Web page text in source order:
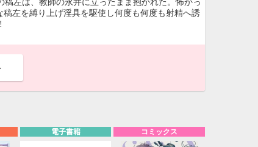
左は、教師の永井に立ったまま抱かれた。怖かっ
左を縛り上げ淫具を駆使し何度も何度も射精へ誘
電子書籍 コミックス